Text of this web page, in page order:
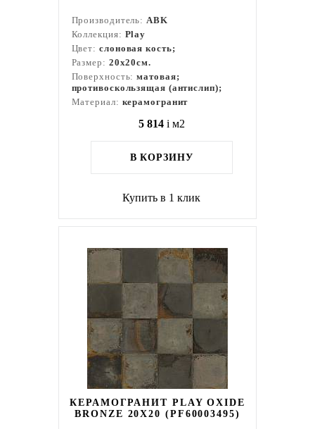
Производитель:ABK
Коллекция: Play
Цвет: слоновая кость;
Размер: 20x20см.
Поверхность:матовая;
противоскользящая (антислип);
Материал: керамогранит
5 814 i м2
В КОРЗИНУ
Купить в 1 клик
КЕРАМОГРАНИТ PLAY OXIDE
BRONZE 20X20 (PF60003495)